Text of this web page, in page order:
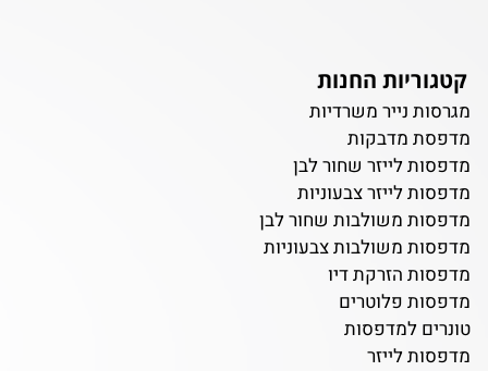
קטגוריות החנות
מגרסות נייר משרדיות
מדפסת מדבקות
מדפסות לייזר שחור לבן
מדפסות לייזר צבעוניות
מדפסות משולבות שחור לבן
מדפסות משולבות צבעוניות
מדפסות הזרקת דיו
מדפסות פלוטרים
טונרים למדפסות
מדפסות לייזר